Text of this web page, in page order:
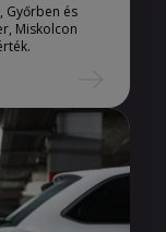
Győrben és
Miskolcon